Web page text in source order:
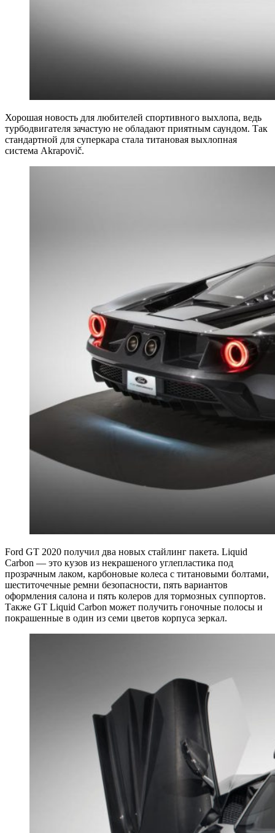
Хорошая новость для любителей спортивного выхлопа, ведь
турбодвигателя зачастую не обладают приятным саундом. Так
стандартной для суперкара стала титановая выхлопная
система Akrapovič.
Ford GT 2020 получил два новых стайлинг пакета. Liquid
Carbon — это кузов из некрашеного углепластика под
прозрачным лаком, карбоновые колеса с титановыми болтами,
шеститочечные ремни безопасности, пять вариантов
оформления салона и пять колеров для тормозных суппортов.
Также GT Liquid Carbon может получить гоночные полосы и
покрашенные в один из семи цветов корпуса зеркал.